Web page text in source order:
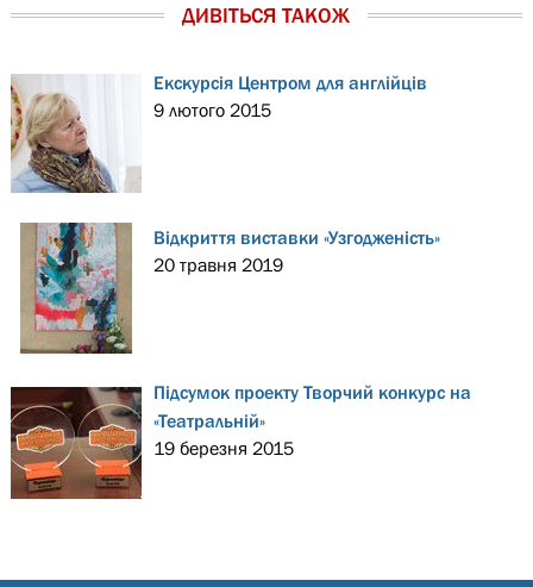
ДИВІТЬСЯ ТАКОЖ
Екскурсія Центром для англійців
9 лютого 2015
Відкриття виставки «Узгодженість»
20 травня 2019
Підсумок проекту Творчий конкурс на
«Театральній»
19 березня 2015